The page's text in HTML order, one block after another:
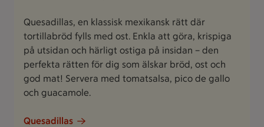
Quesadillas, en klassisk mexikansk rätt där
tortillabröd fylls med ost. Enkla att göra, krispiga
på utsidan och härligt ostiga på insidan – den
perfekta rätten för dig som älskar bröd, ost och
god mat! Servera med tomatsalsa, pico de gallo
och guacamole.
Quesadillas